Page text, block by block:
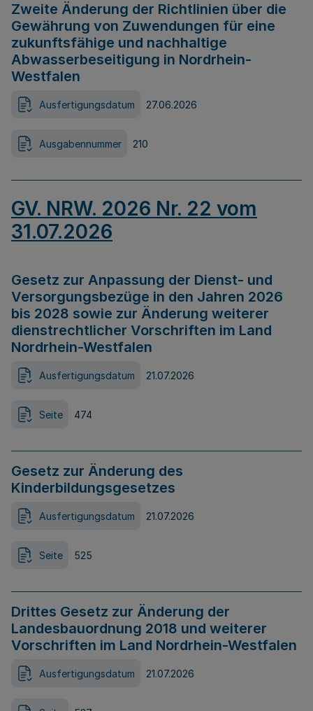
Zweite Änderung der Richtlinien über die
Gewährung von Zuwendungen für eine
zukunftsfähige und nachhaltige
Abwasserbeseitigung in Nordrhein-
Westfalen
Ausfertigungsdatum 27.06.2026
Ausgabennummer 210
GV. NRW. 2026 Nr. 22 vom
31.07.2026
Gesetz zur Anpassung der Dienst- und
Versorgungsbezüge in den Jahren 2026
bis 2028 sowie zur Änderung weiterer
dienstrechtlicher Vorschriften im Land
Nordrhein-Westfalen
Ausfertigungsdatum 21.07.2026
Seite 474
Gesetz zur Änderung des
Kinderbildungsgesetzes
Ausfertigungsdatum 21.07.2026
Seite 525
Drittes Gesetz zur Änderung der
Landesbauordnung 2018 und weiterer
Vorschriften im Land Nordrhein-Westfalen
Ausfertigungsdatum 21.07.2026